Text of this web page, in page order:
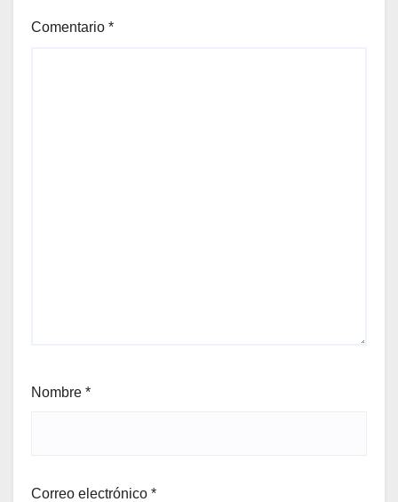
Comentario *
Nombre *
Correo electrónico *